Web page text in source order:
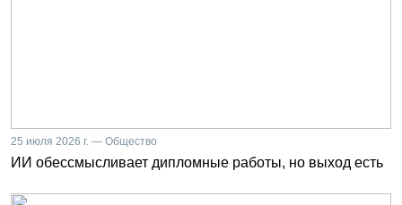
25 июля 2026 г. — Общество
ИИ обессмысливает дипломные работы, но выход есть